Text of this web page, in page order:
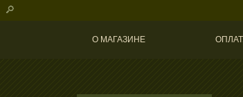
О МАГАЗИНЕ